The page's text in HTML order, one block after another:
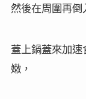
然後在周圍再倒
蓋上鍋蓋來加
嫩，